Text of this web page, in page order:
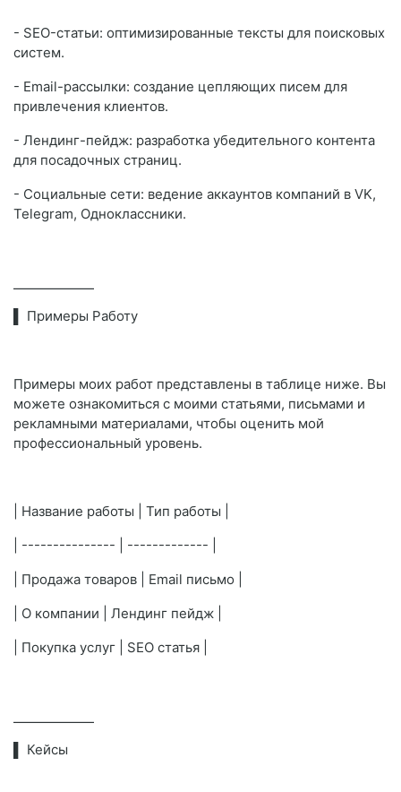
- SEO-статьи: оптимизированные тексты для поисковых
систем.
- Email-рассылки: создание цепляющих писем для
привлечения клиентов.
- Лендинг-пейдж: разработка убедительного контента
для посадочных страниц.
- Социальные сети: ведение аккаунтов компаний в VK,
Telegram, Одноклассники.
▌ Примеры Работу
Примеры моих работ представлены в таблице ниже. Вы
можете ознакомиться с моими статьями, письмами и
рекламными материалами, чтобы оценить мой
профессиональный уровень.
| Название работы | Тип работы |
| --------------- | ------------- |
| Продажа товаров | Email письмо |
| О компании | Лендинг пейдж |
| Покупка услуг | SEO статья |
▌ Кейсы